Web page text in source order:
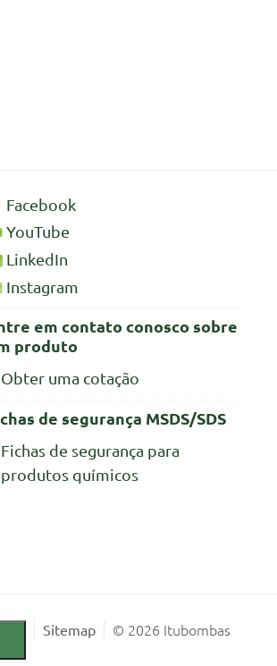
Facebook
YouTube
LinkedIn
Instagram
em contato conosco sobre
produto
Obter uma cotação
de segurança MSDS/SDS
Fichas de segurança para
produtos químicos
Sitemap © 2026 Itubombas